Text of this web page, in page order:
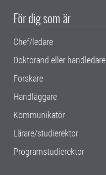
För dig som är
Chef/ledare
Doktorand eller handledare
Forskare
Handläggare
Kommunikatör
Lärare/studierektor
Programstudierektor